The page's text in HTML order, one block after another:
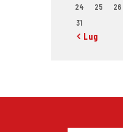
24
25 26
31
« Lug